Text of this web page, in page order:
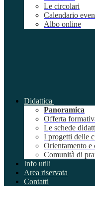
Le circolari
Calendario
Albo online
Didattica
Panoramica
Offerta
Le schede
I progetti delle
Orientamento e
Comunità di
Info utili
Area riservata
Contatti